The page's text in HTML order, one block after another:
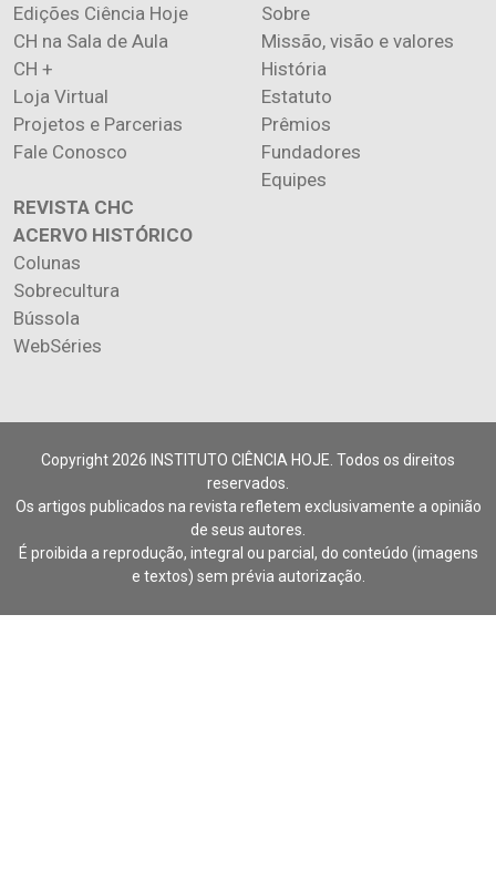
Edições Ciência Hoje
CH na Sala de Aula
CH +
Loja Virtual
Projetos e Parcerias
Fale Conosco
Sobre
Missão, visão e valores
História
Estatuto
Prêmios
Fundadores
Equipes
REVISTA CHC
ACERVO HISTÓRICO
Colunas
Sobrecultura
Bússola
WebSéries
Copyright 2026 INSTITUTO CIÊNCIA HOJE. Todos os direitos
reservados.
Os artigos publicados na revista refletem exclusivamente a opinião
de seus autores.
É proibida a reprodução, integral ou parcial, do conteúdo (imagens
e textos) sem prévia autorização.